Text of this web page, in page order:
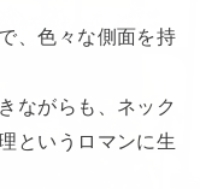
、色々な側面を持
ながらも、ネック
というロマンに生